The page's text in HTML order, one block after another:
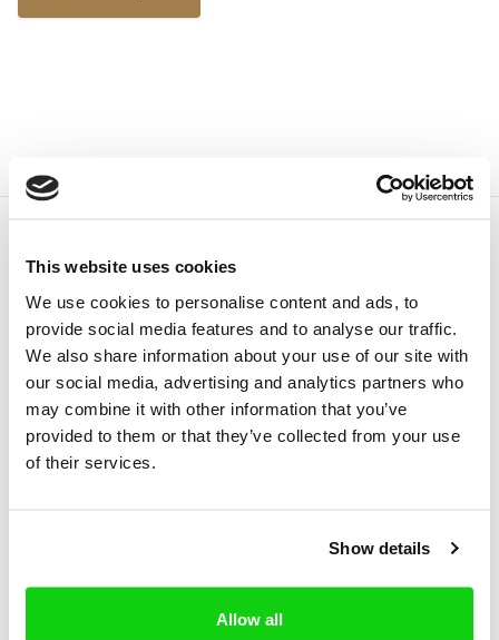
This website uses cookies
We use cookies to personalise content and ads, to
provide social media features and to analyse our traffic.
We also share information about your use of our site with
our social media, advertising and analytics partners who
may combine it with other information that you’ve
provided to them or that they’ve collected from your use
of their services.
Show details
Allow all
Latviešu valoda
+1
Atbilde mazāk kā 24 stundu laikā